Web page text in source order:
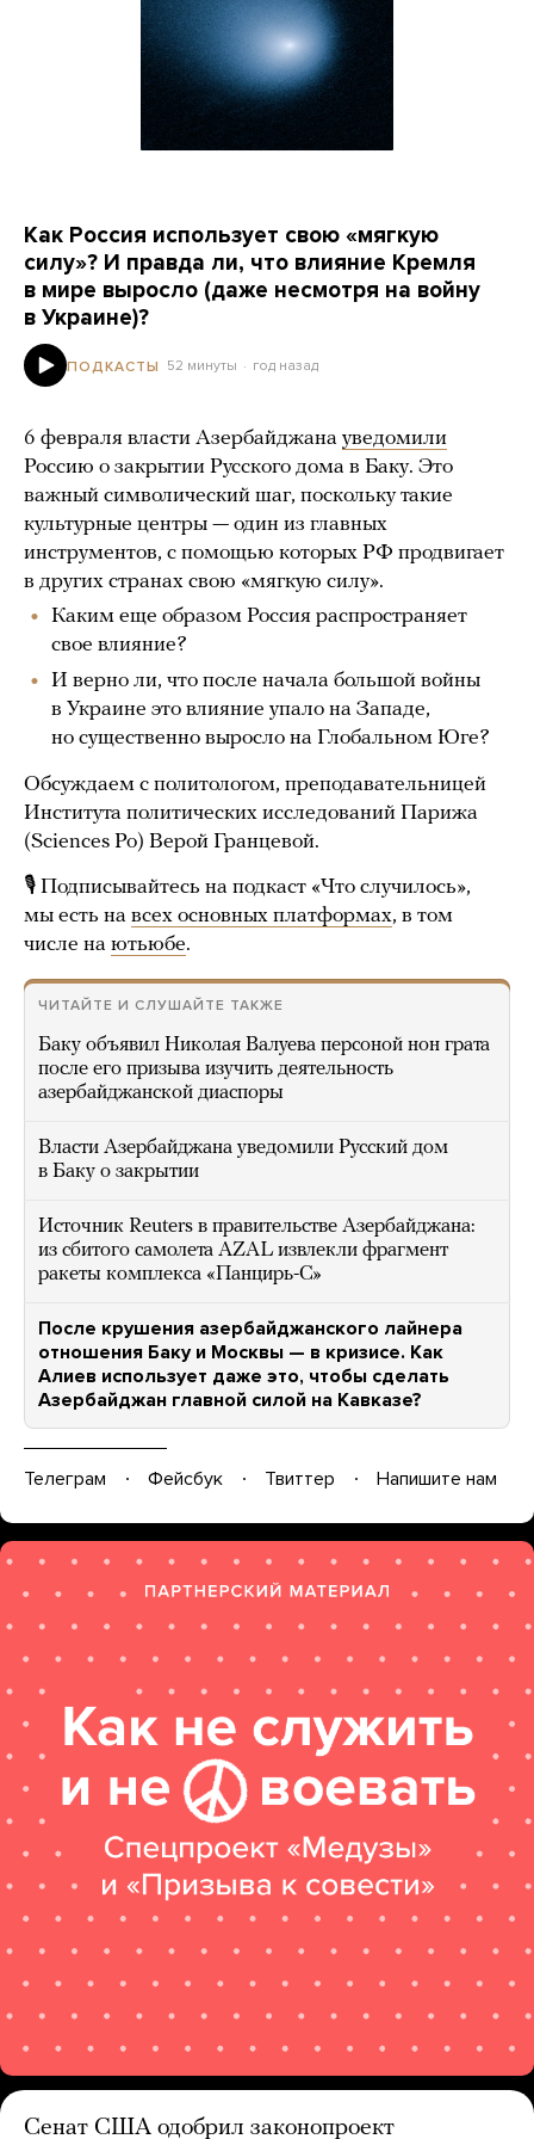
Как Россия использует свою «мягкую
силу»? И правда ли, что влияние Кремля
в мире выросло (даже несмотря на войну
в Украине)?
ПОДКАСТЫ 52 минуты год назад
6 февраля власти Азербайджана уведомили
Россию о закрытии Русского дома в Баку. Это
важный символический шаг, поскольку такие
культурные центры — один из главных
инструментов, с помощью которых РФ продвигает
в других странах свою «мягкую силу».
Каким еще образом Россия распространяет
свое влияние?
И верно ли, что после начала большой войны
в Украине это влияние упало на Западе,
но существенно выросло на Глобальном Юге?
Обсуждаем с политологом, преподавательницей
Института политических исследований Парижа
(Sciences Po) Верой Гранцевой.
🎙 Подписывайтесь на подкаст «Что случилось»,
мы есть на всех основных платформах, в том
числе на ютьюбе.
ЧИТАЙТЕ И СЛУШАЙТЕ ТАКЖЕ
Баку объявил Николая Валуева персоной нон грата
после его призыва изучить деятельность
азербайджанской диаспоры
Власти Азербайджана уведомили Русский дом
в Баку о закрытии
Источник Reuters в правительстве Азербайджана:
из сбитого самолета AZAL извлекли фрагмент
ракеты комплекса «Панцирь-С»
После крушения азербайджанского лайнера
отношения Баку и Москвы — в кризисе. Как
Алиев использует даже это, чтобы сделать
Азербайджан главной силой на Кавказе?
Телеграм Фейсбук Твиттер Напишите нам
Сенат США одобрил законопроект